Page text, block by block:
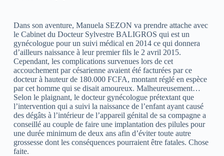
Dans son aventure, Manuela SEZON va prendre attache avec
le Cabinet du Docteur Sylvestre BALIGROS qui est un
gynécologue pour un suivi médical en 2014 ce qui donnera
d’ailleurs naissance à leur premier fils le 2 avril 2015.
Cependant, les complications survenues lors de cet
accouchement par césarienne avaient été facturées par ce
docteur à hauteur de 180.000 FCFA, montant réglé en espèce
par cet homme qui se disait amoureux. Malheureusement…
Selon le plaignant, le docteur gynécologue prétextant que
l’intervention qui a suivi la naissance de l’enfant ayant causé
des dégâts à l’intérieur de l’appareil génital de sa compagne a
conseillé au couple de faire une implantation des pilules pour
une durée minimum de deux ans afin d’éviter toute autre
grossesse dont les conséquences pourraient être fatales. Chose
faite.